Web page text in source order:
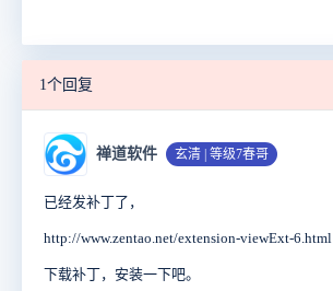
1个回复
禅道软件 玄清 | 等级7春哥
已经发补丁了，
http://www.zentao.net/extension-viewExt-6.html
下载补丁，安装一下吧。